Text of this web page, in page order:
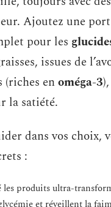
Ajoutez une
pour les
issues de
(riches enoméga-3
la satiété.
dans vos choix,
:
les produits ultra-
et réveillent la